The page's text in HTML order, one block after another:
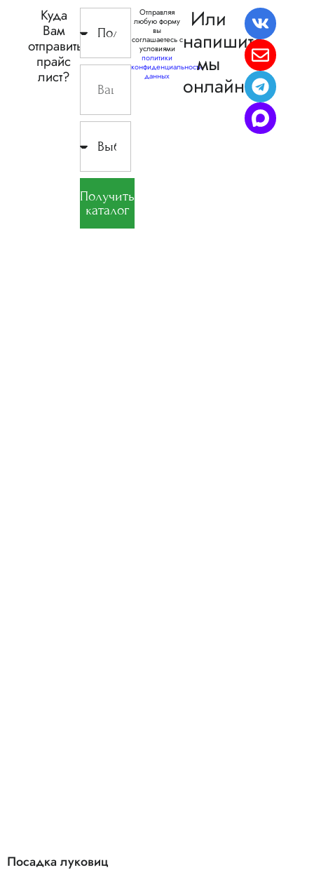
Куда
Вам
отправить
прайс
лист?
Получить
каталог
Отправляя
любую форму
вы
соглашаетесь с
условиями
политики
конфиденциальности
данных
Или
напишите,
мы
онлайн
Посадка луковиц